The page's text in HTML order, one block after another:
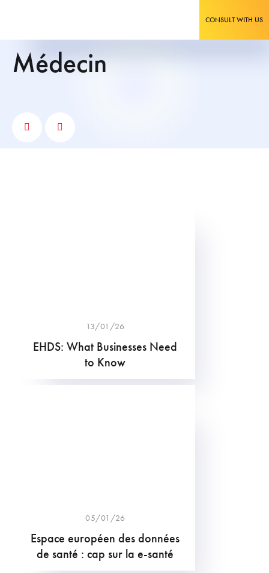
CONSULT WITH US
médecin
13/01/26
EHDS: What Businesses Need
to Know
05/01/26
Espace européen des données
de santé : cap sur la e-santé